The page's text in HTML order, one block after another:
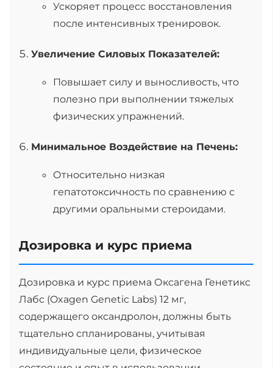
Ускоряет процесс восстановления
после интенсивных тренировок.
Увеличение Силовых Показателей:
Повышает силу и выносливость, что
полезно при выполнении тяжелых
физических упражнений.
Минимальное Воздействие на Печень:
Относительно низкая
гепатотоксичность по сравнению с
другими оральными стероидами.
Дозировка и курс приема
Дозировка и курс приема Оксагена Генетикс
Лабс (Oxagen Genetic Labs) 12 мг,
содержащего оксандролон, должны быть
тщательно спланированы, учитывая
индивидуальные цели, физическое